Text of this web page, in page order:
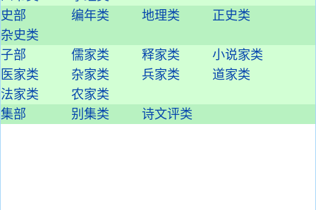
史部
编年类 地理类
正史类
杂史类
子部
儒家类 释家类
小说家类
医家类
杂家类 兵家类
道家类
法家类
农家类
集部
别集类 诗文评类